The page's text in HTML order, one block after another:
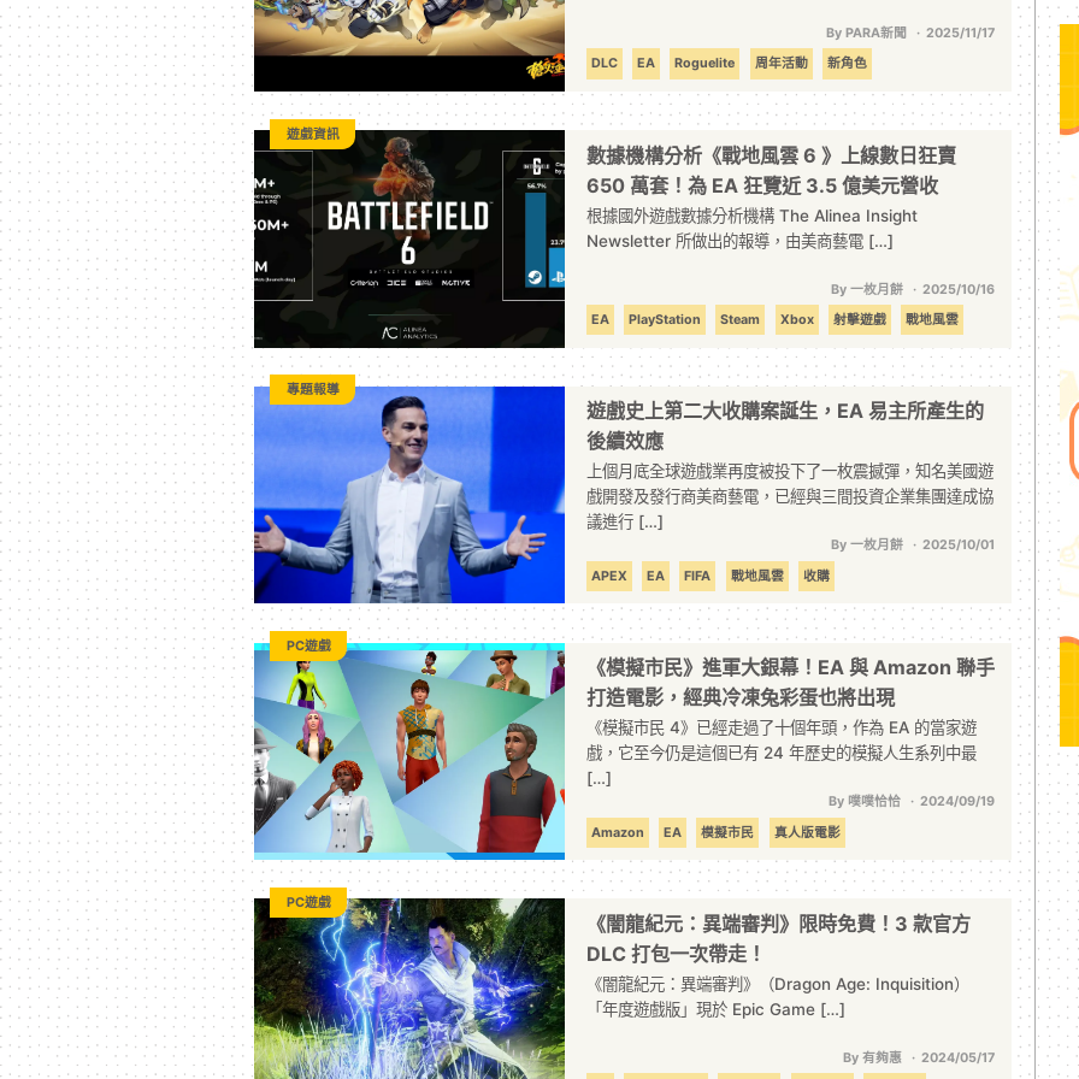
By PARA新聞
2025/11/17
DLC
EA Roguelite 周年活動 新角色
遊戲資訊
數據機構分析《戰地風雲 6 》上線數日狂賣
650 萬套！為 EA 狂覽近 3.5 億美元營收
根據國外遊戲數據分析機構 The Alinea Insight
Newsletter 所做出的報導，由美商藝電 […]
By 一枚月餅
2025/10/16
EA
PlayStation Steam Xbox 射擊遊戲 戰地風雲
第一人稱射擊
專題報導
遊戲史上第二大收購案誕生，EA 易主所產生的
後續效應
上個月底全球遊戲業再度被投下了一枚震撼彈，知名美國遊
戲開發及發行商美商藝電，已經與三間投資企業集團達成協
議進行 […]
By 一枚月餅
2025/10/01
APEX
EA FIFA 戰地風雲 收購
PC遊戲
《模擬市民》進軍大銀幕！EA 與 Amazon 聯手
打造電影，經典冷凍兔彩蛋也將出現
《模擬市民 4》已經走過了十個年頭，作為 EA 的當家遊
戲，它至今仍是這個已有 24 年歷史的模擬人生系列中最
[…]
By 噗噗恰恰
2024/09/19
Amazon
EA 模擬市民 真人版電影
PC遊戲
《闇龍紀元：異端審判》限時免費！3 款官方
DLC 打包一次帶走！
《闇龍紀元：異端審判》（Dragon Age: Inquisition）
「年度遊戲版」現於 Epic Game […]
By 有夠惠 2024/05/17